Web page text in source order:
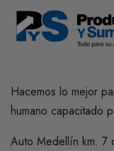
Hacemos lo mejor
humano capacitado
Auto Medellín km. 7